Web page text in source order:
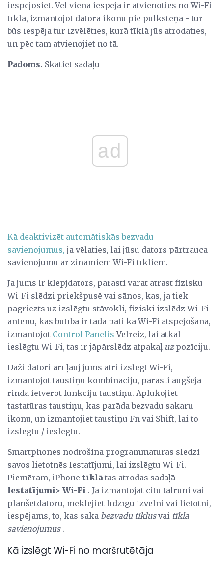
iespējosiet. Vēl viena iespēja ir atvienoties no Wi-Fi
tīkla, izmantojot datora ikonu pie pulksteņa - tur
būs iespēja tur izvēlēties, kurā tīklā jūs atrodaties,
un pēc tam atvienojiet no tā.
Padoms. Skatiet sadaļu
ad
Kā deaktivizēt automātiskās bezvadu
savienojumus, ja vēlaties, lai jūsu dators pārtrauca
savienojumu ar zināmiem Wi-Fi tīkliem.
Ja jums ir klēpjdators, parasti varat atrast fizisku
Wi-Fi slēdzi priekšpusē vai sānos, kas, ja tiek
pagriezts uz izslēgtu stāvokli, fiziski izslēdz Wi-Fi
antenu, kas būtībā ir tāda pati kā Wi-Fi atspējošana,
izmantojot Control Panelis Vēlreiz, lai atkal
ieslēgtu Wi-Fi, tas ir jāpārslēdz atpakaļ uzpozīciju.
Daži datori arī ļauj jums ātri izslēgt Wi-Fi,
izmantojot taustiņu kombināciju, parasti augšējā
rindā ietverot funkciju taustiņu. Aplūkojiet
tastatūras taustiņu, kas parāda bezvadu sakaru
ikonu, un izmantojiet taustiņu Fn vai Shift, lai to
izslēgtu / ieslēgtu.
Smartphones nodrošina programmatūras slēdzi
savos lietotnēs Iestatījumi, lai izslēgtu Wi-Fi.
Piemēram, iPhone tīklā tas atrodas sadaļā
Iestatījumi> Wi-Fi . Ja izmantojat citu tālruni vai
planšetdatoru, meklējiet līdzīgu izvēlni vai lietotni,
iespējams, to, kas saka bezvadu tīklusvai tīkla
savienojumus.
Kā izslēgt Wi-Fi no maršrutētāja